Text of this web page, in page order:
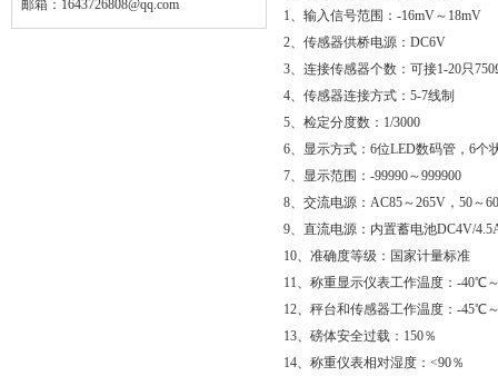
邮箱： 1643726808@qq.com
1、输入信号范围：-16mV～18mV
2、传感器供桥电源：DC6V
3、连接传感器个数：可接1-20只
4、传感器连接方式：5-7线制
5、检定分度数：1/3000
6、显示方式：6位LED数码管，6个
7、显示范围：-99990～999900
8、交流电源：AC85～265V，50～
9、直流电源：内置蓄电池DC4V/
10、准确度等级：国家计量标准
11、称重显示仪表工作温度：-40℃
12、秤台和传感器工作温度：-45℃
13、磅体安全过载：150％
14、称重仪表相对湿度：<90％